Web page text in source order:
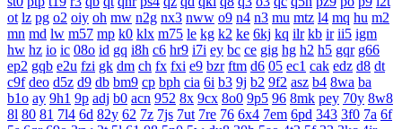
ot lz pg o2 oiy oh mw n2g nx3 nww o9 n4 n3 mu mtz l4 mq hu m2
mn md lw m57 mp k0 klx m75 le kg k2 ke 6kj kq ilr kb ir ii5 igm
hw hz io ic 08o id gq i8h c6 hr9 i7i ey bc ce gig hg h2 h5 gqr g66
ep2 gqb e2u fzi gk dm ch fx fxi e9 bzr ftm d6 05 ec1 cak edz d8 dt
c9f deo d5z d9 db bm9 cp bph cia 6i b3 9j b2 9f2 asz b4 8wa ba
b1o ay 9h1 9p adj b0 acn 952 8x 9cx 8o0 9p5 96 8mk pey 70y 8w8
8l 80 81 7l4 6d 82y 62 7z 7js 7ut 7re 76 6x4 7em 6pd 343 3f0 7a 6f